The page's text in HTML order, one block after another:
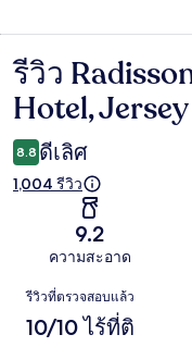
รีวิว
รีวิว
Hotel, Jersey
8.8 ดีเลิศ
1,004 รีวิว
9.2
ความสะอาด
รีวิว
รีวิวที่ตรวจสอบแล้ว
10/10 ไร้ที่ติ